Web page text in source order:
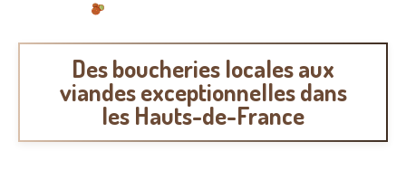
Des boucheries locales aux
viandes exceptionnelles dans
les Hauts-de-France